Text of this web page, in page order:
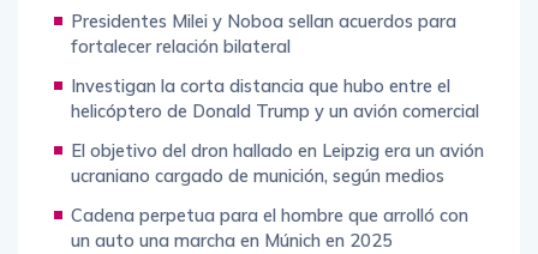
Presidentes Milei y Noboa sellan acuerdos para
fortalecer relación bilateral
Investigan la corta distancia que hubo entre el
helicóptero de Donald Trump y un avión comercial
El objetivo del dron hallado en Leipzig era un avión
ucraniano cargado de munición, según medios
Cadena perpetua para el hombre que arrolló con
un auto una marcha en Múnich en 2025